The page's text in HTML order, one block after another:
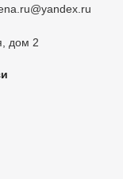
дом 2